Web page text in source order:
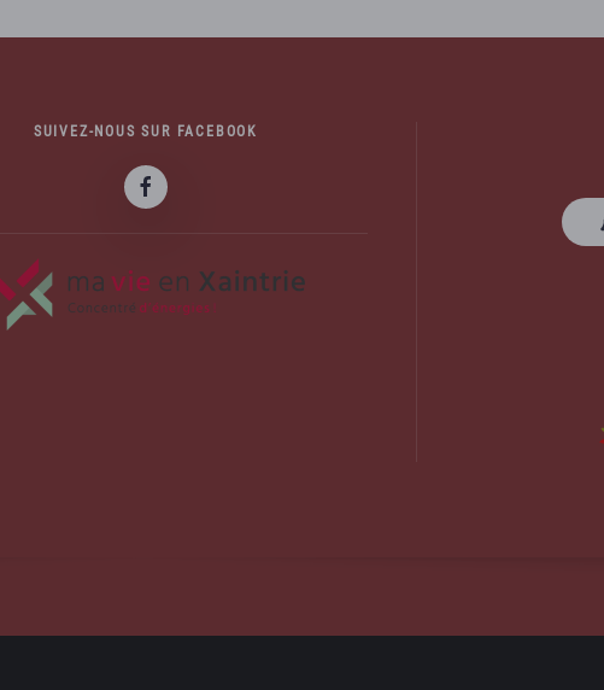
SUIVEZ-NOUS SUR FACEBOOK